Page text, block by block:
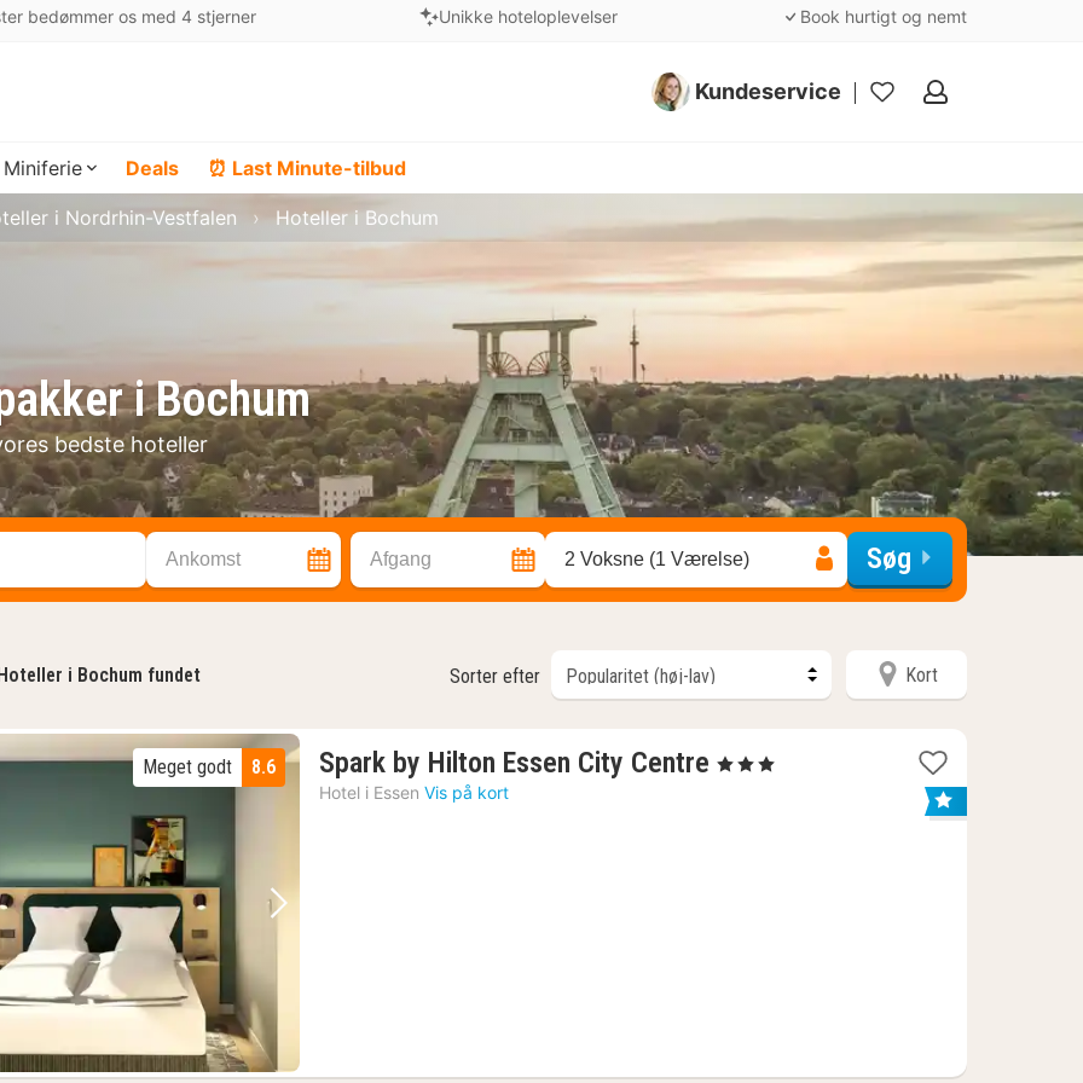
bedømmer os med 4 stjerner Unikke hoteloplevelser Book hurtigt og nemt
Kundeservice
Mine
Miniferie Deals ⏰ Last Minute-tilbud
i Bochum
bedste hoteller
i Nordrhin-Vestfalen Hoteller i Bochum
Ankomst Afgang 2 Voksne (1 Værelse) Søg
i Bochum fundet Sorter efter Kort
Forrige billede Næste billede
8.6
Meget godt Spark by Hilton Essen City Centre 3
, 3 Stjerner
Hotel i Essen Vis på kort